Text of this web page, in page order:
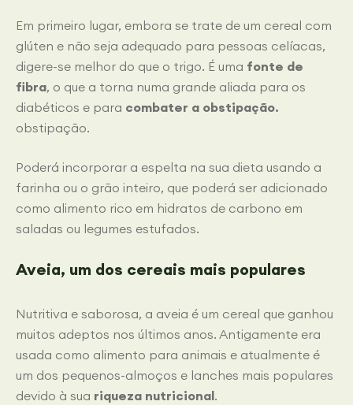
Em primeiro lugar, embora se trate de um cereal com
glúten e não seja adequado para pessoas celíacas,
digere-se melhor do que o trigo. É uma fonte de
fibra, o que a torna numa grande aliada para os
diabéticos e para combater a obstipação.
obstipação.
Poderá incorporar a espelta na sua dieta usando a
farinha ou o grão inteiro, que poderá ser adicionado
como alimento rico em hidratos de carbono em
saladas ou legumes estufados.
Aveia, um dos cereais mais populares
Nutritiva e saborosa, a aveia é um cereal que ganhou
muitos adeptos nos últimos anos. Antigamente era
usada como alimento para animais e atualmente é
um dos pequenos-almoços e lanches mais populares
devido à sua riqueza nutricional.